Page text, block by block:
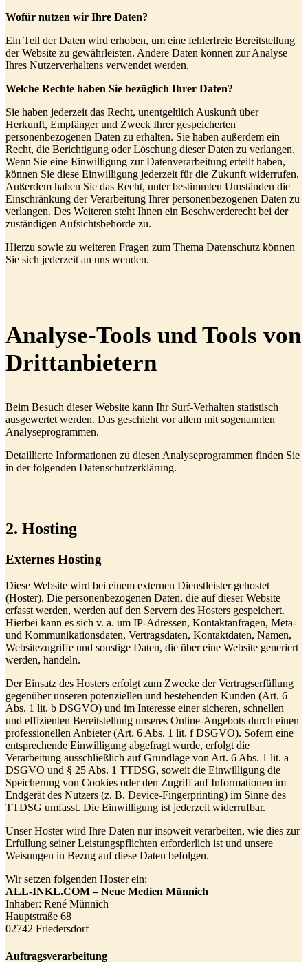
Wofür nutzen wir Ihre Daten?
Ein Teil der Daten wird erhoben, um eine fehlerfreie Bereitstellung
der Website zu gewährleisten. Andere Daten können zur Analyse
Ihres Nutzerverhaltens verwendet werden.
Welche Rechte haben Sie bezüglich Ihrer Daten?
Sie haben jederzeit das Recht, unentgeltlich Auskunft über
Herkunft, Empfänger und Zweck Ihrer gespeicherten
personenbezogenen Daten zu erhalten. Sie haben außerdem ein
Recht, die Berichtigung oder Löschung dieser Daten zu verlangen.
Wenn Sie eine Einwilligung zur Datenverarbeitung erteilt haben,
können Sie diese Einwilligung jederzeit für die Zukunft widerrufen.
Außerdem haben Sie das Recht, unter bestimmten Umständen die
Einschränkung der Verarbeitung Ihrer personenbezogenen Daten zu
verlangen. Des Weiteren steht Ihnen ein Beschwerderecht bei der
zuständigen Aufsichtsbehörde zu.
Hierzu sowie zu weiteren Fragen zum Thema Datenschutz können
Sie sich jederzeit an uns wenden.
Analyse-Tools und Tools von
Dritt­anbietern
Beim Besuch dieser Website kann Ihr Surf-Verhalten statistisch
ausgewertet werden. Das geschieht vor allem mit sogenannten
Analyseprogrammen.
Detaillierte Informationen zu diesen Analyseprogrammen finden Sie
in der folgenden Datenschutzerklärung.
2. Hosting
Externes Hosting
Diese Website wird bei einem externen Dienstleister gehostet
(Hoster). Die personenbezogenen Daten, die auf dieser Website
erfasst werden, werden auf den Servern des Hosters gespeichert.
Hierbei kann es sich v. a. um IP-Adressen, Kontaktanfragen, Meta-
und Kommunikationsdaten, Vertragsdaten, Kontaktdaten, Namen,
Websitezugriffe und sonstige Daten, die über eine Website generiert
werden, handeln.
Der Einsatz des Hosters erfolgt zum Zwecke der Vertragserfüllung
gegenüber unseren potenziellen und bestehenden Kunden (Art. 6
Abs. 1 lit. b DSGVO) und im Interesse einer sicheren, schnellen
und effizienten Bereitstellung unseres Online-Angebots durch einen
professionellen Anbieter (Art. 6 Abs. 1 lit. f DSGVO). Sofern eine
entsprechende Einwilligung abgefragt wurde, erfolgt die
Verarbeitung ausschließlich auf Grundlage von Art. 6 Abs. 1 lit. a
DSGVO und § 25 Abs. 1 TTDSG, soweit die Einwilligung die
Speicherung von Cookies oder den Zugriff auf Informationen im
Endgerät des Nutzers (z. B. Device-Fingerprinting) im Sinne des
TTDSG umfasst. Die Einwilligung ist jederzeit widerrufbar.
Unser Hoster wird Ihre Daten nur insoweit verarbeiten, wie dies zur
Erfüllung seiner Leistungspflichten erforderlich ist und unsere
Weisungen in Bezug auf diese Daten befolgen.
Wir setzen folgenden Hoster ein:
ALL-INKL.COM – Neue Medien Münnich
Inhaber: René Münnich
Hauptstraße 68
02742 Friedersdorf
Auftragsverarbeitung